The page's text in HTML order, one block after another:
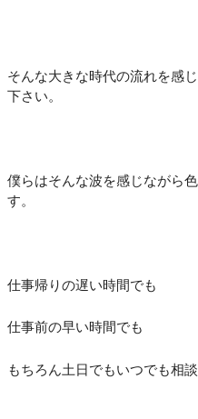
そんな大きな時代の流れを感
下さい。
僕らはそんな波を感じながら
す。
仕事帰りの遅い時間でも
仕事前の早い時間でも
もちろん土日でもいつでも相